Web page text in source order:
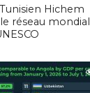
Hichem
réseau mondial